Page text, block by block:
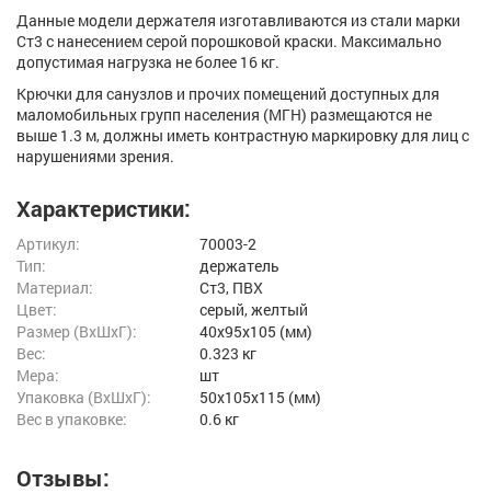
Данные модели держателя изготавливаются из стали марки
Ст3 с нанесением серой порошковой краски. Максимально
допустимая нагрузка не более 16 кг.
Крючки для санузлов и прочих помещений доступных для
маломобильных групп населения (МГН) размещаются не
выше 1.3 м, должны иметь контрастную маркировку для лиц с
нарушениями зрения.
Характеристики:
Артикул:
70003-2
Тип:
держатель
Материал:
Ст3, ПВХ
Цвет:
серый, желтый
Размер (ВxШxГ):
40x95x105 (мм)
Вес:
0.323 кг
Мера:
шт
Упаковка (ВхШхГ):
50x105x115 (мм)
Вес в упаковке:
0.6 кг
Отзывы: